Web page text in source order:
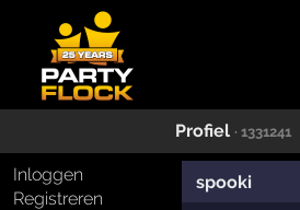
Profiel · 1331241
Inloggen
Registreren
spooki